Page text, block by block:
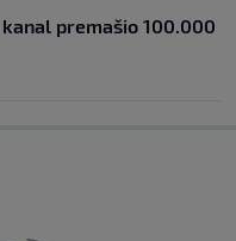
kanal premašio 100.000